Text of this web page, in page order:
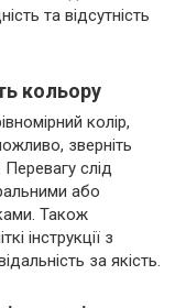
та відсутність
кольору
колір,
зверніть
слід
або
Також
інструкції з
за якість.